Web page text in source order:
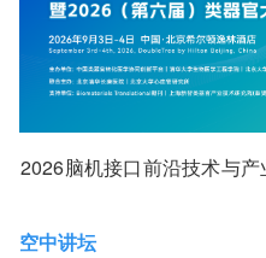
2026脑机接口前沿技术与产
空中讲坛